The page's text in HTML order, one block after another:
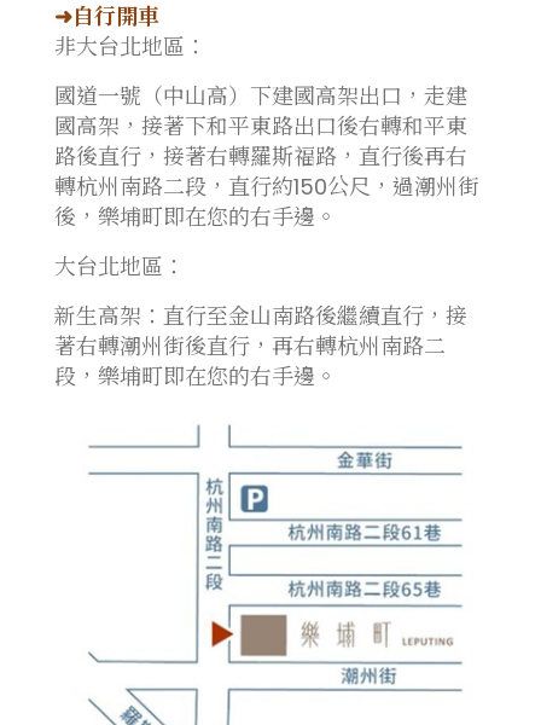
➜自行開車
非大台北地區：
國道一號（中山高）下建國高架出口，走建
國高架，接著下和平東路出口後右轉和平東
路後直行，接著右轉羅斯福路，直行後再右
轉杭州南路二段，直行約150公尺，過潮州街
後，樂埔町即在您的右手邊。
大台北地區：
新生高架：直行至金山南路後繼續直行，接
著右轉潮州街後直行，再右轉杭州南路二
段，樂埔町即在您的右手邊。